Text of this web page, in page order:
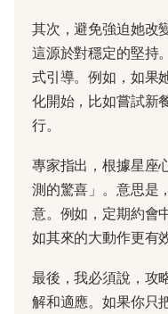
其次，避免強迫她改
這源於對穩定的堅持
式引導。例如，如果
化開始，比如嘗試新
行。
專家指出，根據星座
測的驚喜」。意思是
意。例如，定期約會
如其來的大動作更有效
最後，我必須說，攻
解和適應。如果你只